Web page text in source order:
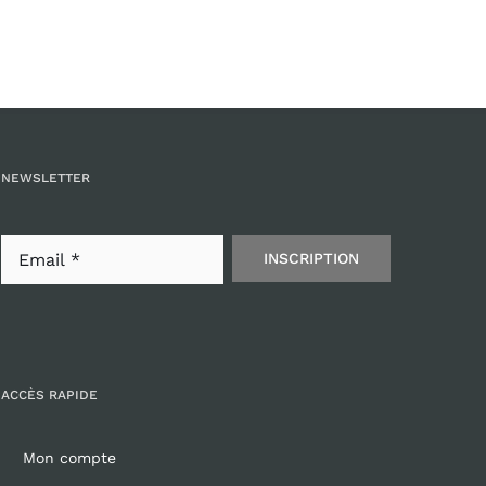
NEWSLETTER
INSCRIPTION
ACCÈS RAPIDE
Mon compte